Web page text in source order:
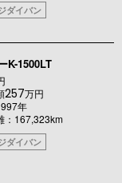
ダイバン
K-1500LT
257万円
年
：167,323km
ダイバン